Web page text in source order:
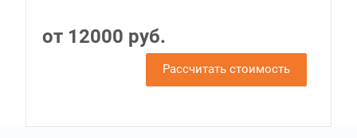
от 12000 руб.
Рассчитать стоимость